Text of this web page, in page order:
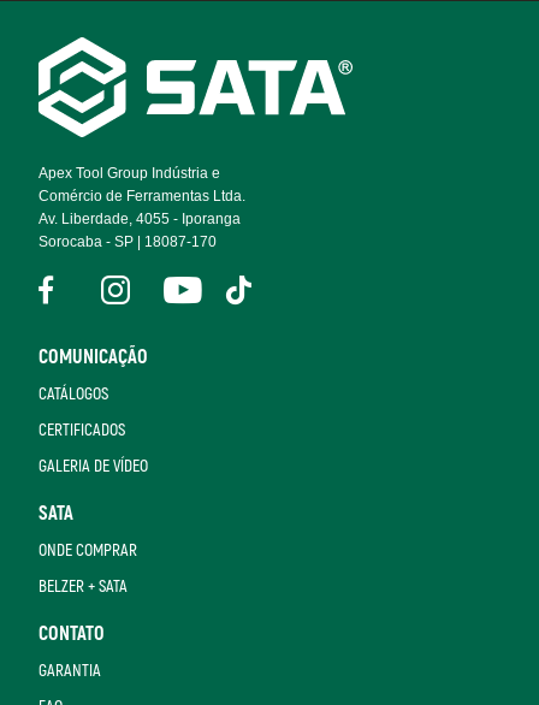
Footer
Navigation
Apex Tool Group Indústria e
Comércio de Ferramentas Ltda.
Av. Liberdade, 4055 - Iporanga
Sorocaba - SP | 18087-170
COMUNICAÇÃO
CATÁLOGOS
CERTIFICADOS
GALERIA DE VÍDEO
SATA
ONDE COMPRAR
BELZER + SATA
CONTATO
GARANTIA